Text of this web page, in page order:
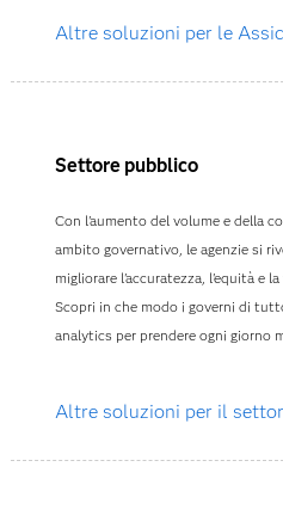
Altre soluzioni per le
Settore pubblico
Con l'aumento del volume e della
ambito governativo, le agenzie si
migliorare l'accuratezza, l'equità e
Scopri in che modo i governi di
analytics per prendere ogni giorno
Altre soluzioni per il